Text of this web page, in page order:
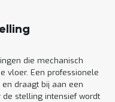
die mechanisch
vloer. Een professionele
draagt bij aan een
de stelling intensief wordt